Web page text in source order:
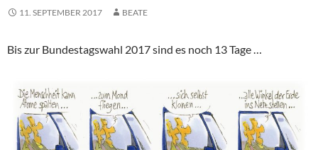
11. SEPTEMBER 2017 BEATE
Bis zur Bundestagswahl 2017 sind es noch 13 Tage …